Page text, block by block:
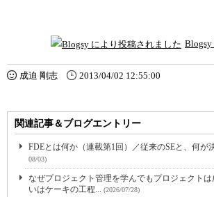
Blogsy
成迫 剛志 2013/04/02 12:55:00
関連記事＆ブログエントリー
FDEとは何か（連載第1回）／従来のSEと、何が
08/03)
なぜプロジェクト管理を学んでもプロジェクト
いはケーキの工程... (2026/07/28)